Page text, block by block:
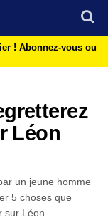
! Abonnez-vous ou
Léon
un jeune homme
5 choses que
sur Léon